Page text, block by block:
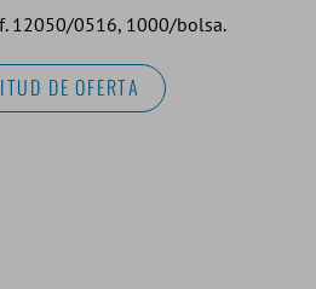
12050/0516, 1000/bolsa.
DE OFERTA